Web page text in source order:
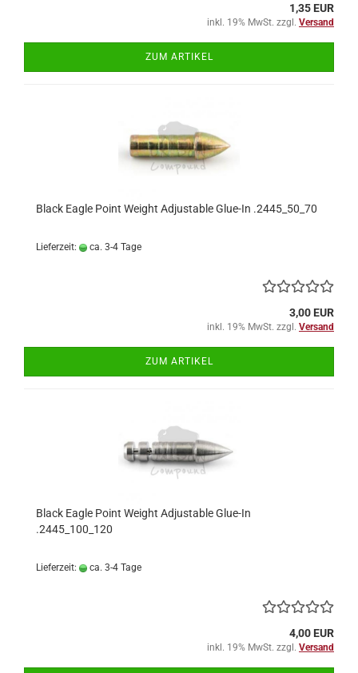
1,35 EUR
inkl. 19% MwSt. zzgl. Versand
ZUM ARTIKEL
Black Eagle Point Weight Adjustable Glue-In .2445_50_70
Lieferzeit: ca. 3-4 Tage
3,00 EUR
inkl. 19% MwSt. zzgl. Versand
ZUM ARTIKEL
Black Eagle Point Weight Adjustable Glue-In
.2445_100_120
Lieferzeit: ca. 3-4 Tage
4,00 EUR
inkl. 19% MwSt. zzgl. Versand